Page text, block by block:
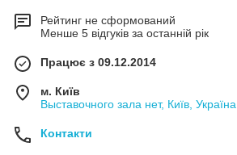
Рейтинг не сформований
Менше 5 відгуків за останній рік
Працює з 09.12.2014
м. Київ
Выставочного зала нет, Київ, Україна
Контакти